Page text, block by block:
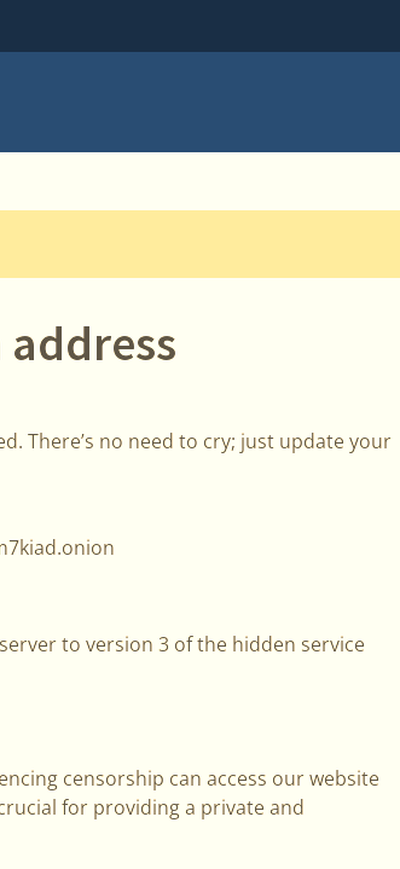
There’s no need to cry; just update your
to version 3 of the hidden service
censorship can access our website
for providing a private and